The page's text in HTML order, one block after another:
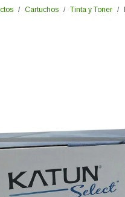
Cartuchos Tinta y Toner